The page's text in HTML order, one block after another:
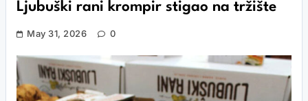
Ljubuški rani krompir stigao na tržište
May 31, 2026 0